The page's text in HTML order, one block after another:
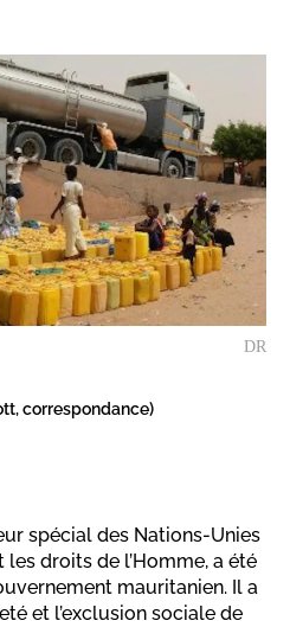
DR
correspondance)
spécial des Nations-Unies
les droits de l’Homme, a été
mauritanien. Il a
et l’exclusion sociale de